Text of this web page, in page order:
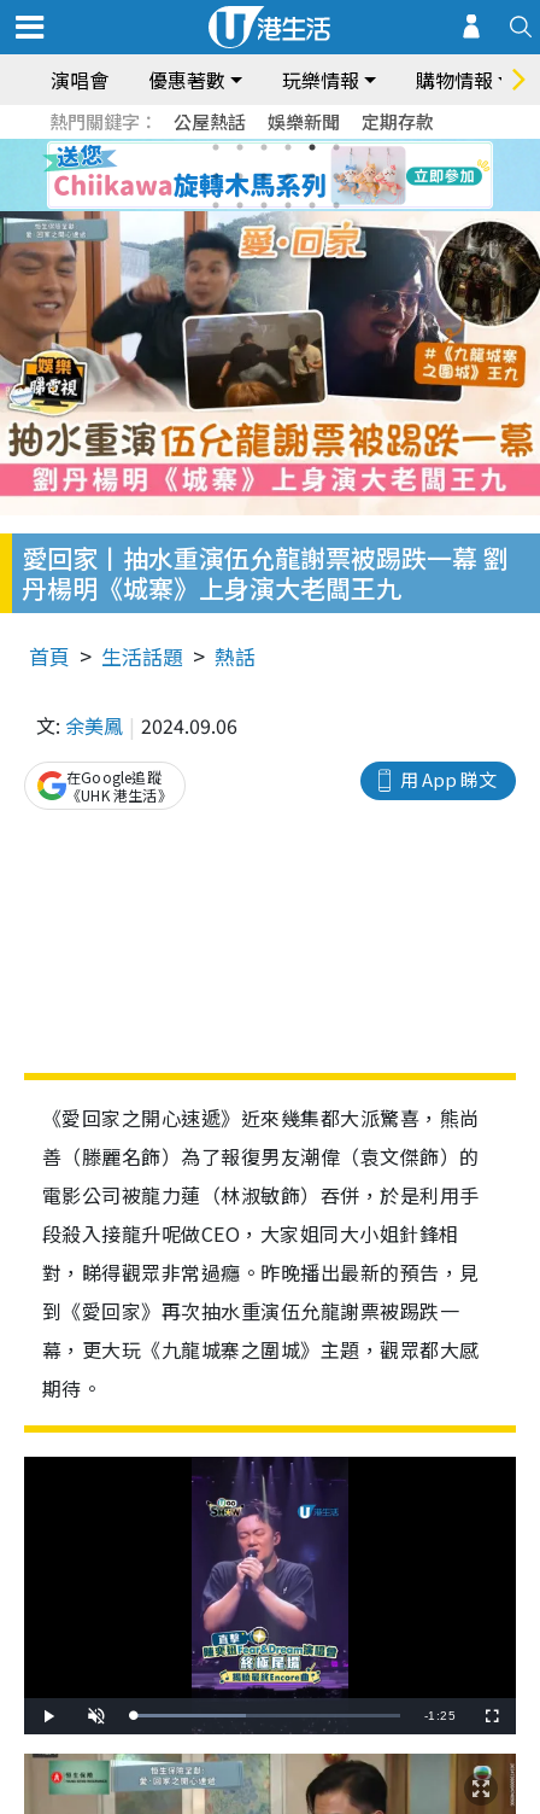
演唱會 優惠著數 玩樂情報 購物情報
熱門關鍵字： 公屋熱話 娛樂新聞 定期存款
愛回家丨抽水重演伍允龍謝票被踢跌一幕 劉
丹楊明《城寨》上身演大老闆王九
首頁 生活話題 熱話
文: 余美鳳 2024.09.06
用 App 睇文
在Google追蹤
《UHK 港生活》
《愛回家之開心速遞》近來幾集都大派驚喜，熊尚
善（滕麗名飾）為了報復男友潮偉（袁文傑飾）的
電影公司被龍力蓮（林淑敏飾）吞併，於是利用手
段殺入接龍升呢做CEO，大家姐同大小姐針鋒相
對，睇得觀眾非常過癮。昨晚播出最新的預告，見
到《愛回家》再次抽水重演伍允龍謝票被踢跌一
幕，更大玩《九龍城寨之圍城》主題，觀眾都大感
期待。
l
y
n
u
t
e
L
o
d
e
d
:
R
e
-1:25
u
l
s
c
e